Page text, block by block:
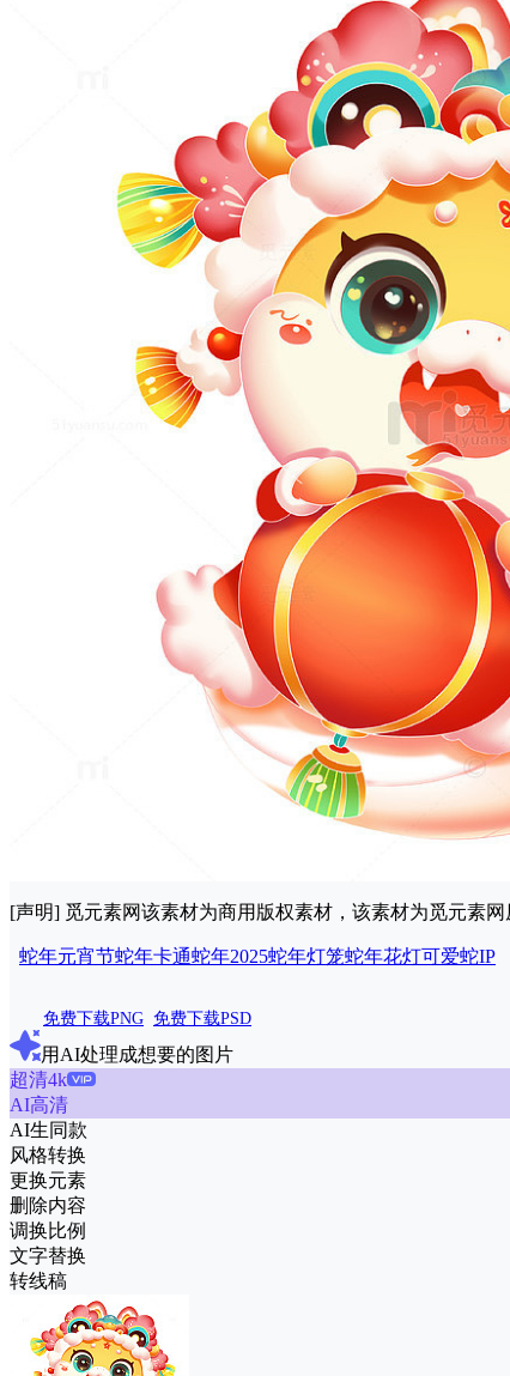
[声明] 觅元素网该素材为商用版权素材，该素材为觅元素
蛇年元宵节蛇年卡通蛇年2025蛇年灯笼蛇年花灯可爱蛇IP
免费下载PNG 免费下载PSD
用AI处理成想要的图片
超清4k
AI高清
AI生同款
风格转换
更换元素
删除内容
调换比例
文字替换
转线稿